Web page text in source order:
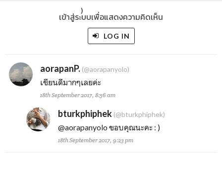
)
เข้าสู่ระบบเพื่อแสดงความคิดเห็น
LOG IN
aorapanP. (@aorapanyolo)
เขียนดีมากๆเลยค่ะ
18th September 2017, 8:56 am
bturkphiphek(@bturkphiphek)
@aorapanyolo ขอบคุณนะคะ : )
18th September 2017, 9:23 pm